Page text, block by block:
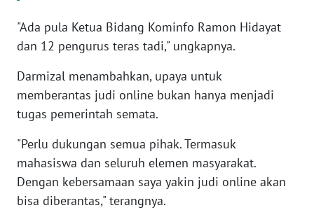
"Ada pula Ketua Bidang Kominfo Ramon Hidayat
dan 12 pengurus teras tadi," ungkapnya.
Darmizal menambahkan, upaya untuk
memberantas judi online bukan hanya menjadi
tugas pemerintah semata.
"Perlu dukungan semua pihak. Termasuk
mahasiswa dan seluruh elemen masyarakat.
Dengan kebersamaan saya yakin judi online akan
bisa diberantas," terangnya.
PAPUA
BARAT
WN
RIAU
SERAMBI
WN
JAMBI